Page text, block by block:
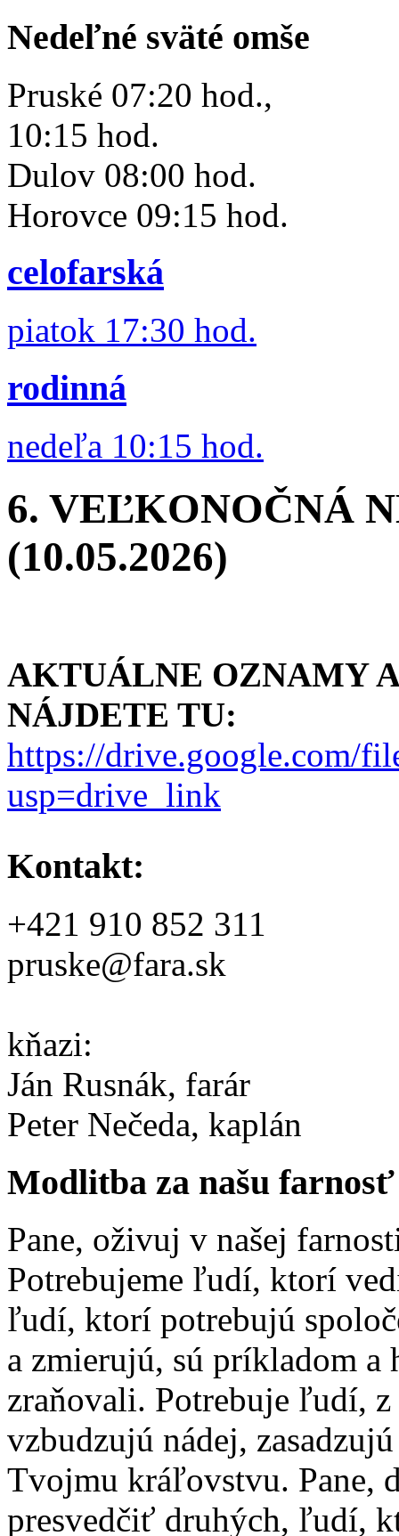
Nedeľné sväté omše
Pruské 07:20 hod.,
10:15 hod.
Dulov 08:00 hod.
Horovce 09:15 hod.
celofarská
piatok 17:30 hod.
rodinná
nedeľa 10:15 hod.
6. VEĽKONOČNÁ
(10.05.2026)
AKTUÁLNE OZNAMY
NÁJDETE TU:
https://drive.google.com/
usp=drive_link
Kontakt:
+421 910 852 311
pruske@fara.sk
kňazi:
Ján Rusnák, farár
Peter Nečeda, kaplán
Modlitba za našu farnosť
Pane, oživuj v našej
Potrebujeme ľudí, ktorí
ľudí, ktorí potrebujú
a zmierujú, sú príkladom a
zraňovali. Potrebuje ľudí,
vzbudzujú nádej,
Tvojmu kráľovstvu. Pane,
presvedčiť druhých, ľudí,